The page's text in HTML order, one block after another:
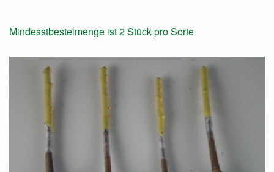
Mindesstbestelmenge ist 2 Stück pro Sorte